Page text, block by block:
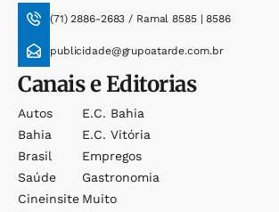
(71) 2886-2683 / Ramal 8585 | 8586
publicidade@grupoatarde.com.br
Canais e Editorias
Autos
Bahia
Brasil
Saúde
Cineinsite
E.c. Bahia
E.c. Vitória
Empregos
Gastronomia
Muito